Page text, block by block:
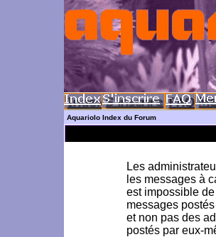
Aquariolo Index du Forum
Les
les messages à
est impossible
messages
et non pas des
postés par eux-